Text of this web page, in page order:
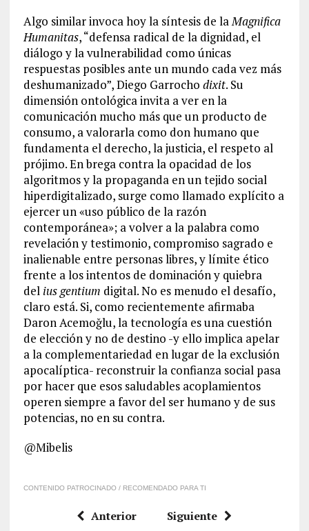
Algo similar invoca hoy la síntesis de laMagnifica
Humanitas, “defensa radical de la dignidad, el
diálogo y la vulnerabilidad como únicas
respuestas posibles ante un mundo cada vez más
deshumanizado”, Diego Garrocho dixit. Su
dimensión ontológica invita a ver en la
comunicación mucho más que un producto de
consumo, a valorarla como don humano que
fundamenta el derecho, la justicia, el respeto al
prójimo. En brega contra la opacidad de los
algoritmos y la propaganda en un tejido social
hiperdigitalizado, surge como llamado explícito a
ejercer un «uso público de la razón
contemporánea»; a volver a la palabra como
revelación y testimonio, compromiso sagrado e
inalienable entre personas libres, y límite ético
frente a los intentos de dominación y quiebra
delius gentium digital. No es menudo el desafío,
claro está. Si, como recientemente afirmaba
Daron Acemoğlu, la tecnología es una cuestión
de elección y no de destino -y ello implica apelar
a la complementariedad en lugar de la exclusión
apocalíptica- reconstruir la confianza social pasa
por hacer que esos saludables acoplamientos
operen siempre a favor del ser humano y de sus
potencias, no en su contra.
@Mibelis
CONTENIDO PATROCINADO / RECOMENDADO PARA TI
Anterior Siguiente